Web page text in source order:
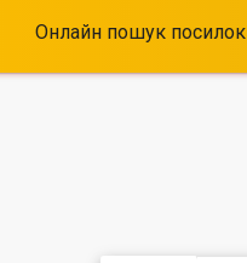
Онлайн пошук посилок